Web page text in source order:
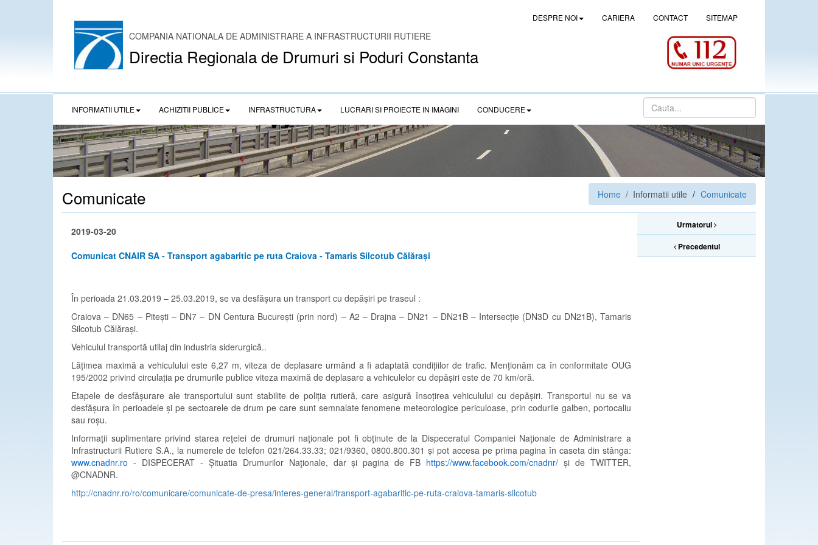
DESPRE NOI CARIERA CONTACT SITEMAP
COMPANIA NATIONALA DE ADMINISTRARE A INFRASTRUCTURII RUTIERE
Directia Regionala de Drumuri si Poduri Constanta
INFORMATII UTILE ACHIZITII PUBLICE INFRASTRUCTURA LUCRARI SI PROIECTE IN IMAGINI CONDUCERE
Comunicate Home / Informatii utile Comunicate
Urmatorul
Precedentul
2019-03-20
Comunicat CNAIR SA - Transport agabaritic pe ruta Craiova - Tamaris Silcotub Călărași
În perioada 21.03.2019 – 25.03.2019, se va desfășura un transport cu depășiri pe traseul :
Craiova – DN65 – Pitești – DN7 – DN Centura București (prin nord) – A2 – Drajna – DN21 – DN21B – Intersecție (DN3D cu DN21B), Tamaris
Silcotub Călărași.
Vehiculul transportă utilaj din industria siderurgică..
Lățimea maximă a vehiculului este 6,27 m, viteza de deplasare urmând a fi adaptată condițiilor de trafic. Menționăm ca în conformitate OUG
195/2002 privind circulația pe drumurile publice viteza maximă de deplasare a vehiculelor cu depășiri este de 70 km/oră.
Etapele de desfășurare ale transportului sunt stabilite de poliția rutieră, care asigură însoțirea vehiculului cu depășiri. Transportul nu se va
desfășura în perioadele și pe sectoarele de drum pe care sunt semnalate fenomene meteorologice periculoase, prin codurile galben, portocaliu
sau roșu.
Informaţii suplimentare privind starea reţelei de drumuri naţionale pot fi obţinute de la Dispeceratul Companiei Naţionale de Administrare a
Infrastructurii Rutiere S.A., la numerele de telefon 021/264.33.33; 021/9360, 0800.800.301 și pot accesa pe prima pagina în caseta din stânga:
www.cnadnr.ro - DISPECERAT - Șituatia Drumurilor Naţionale, dar și pagina de FB https://www.facebook.com/cnadnr/ și de TWITTER,
@CNADNR.
http://cnadnr.ro/ro/comunicare/comunicate-de-presa/interes-general/transport-agabaritic-pe-ruta-craiova-tamaris-silcotub